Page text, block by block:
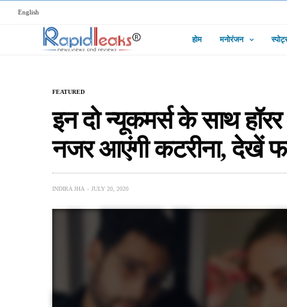
English
होम मनोरंजन
FEATURED
इन दो न्यूकमर्स के साथ
नजर आएंगी कटरीना, देखें
INDIRA JHA JULY 20, 2020